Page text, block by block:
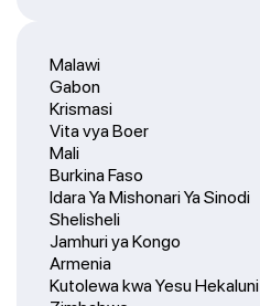
Malawi
Gabon
Krismasi
Vita vya Boer
Mali
Burkina Faso
Idara Ya Mishonari Ya Sinodi
Shelisheli
Jamhuri ya Kongo
Armenia
Kutolewa kwa Yesu Hekaluni